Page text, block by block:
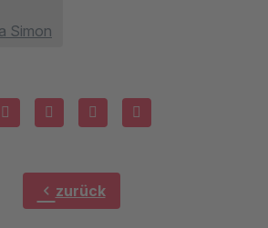
Simon
chevron_left zurück